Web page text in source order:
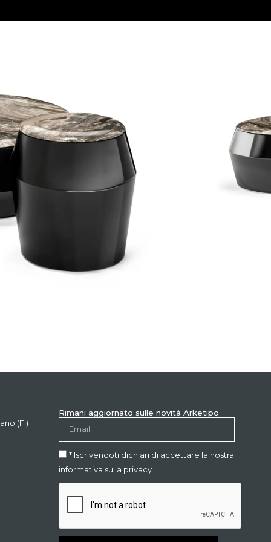
(FI)
Rimani aggiornato sulle novità Arketipo
* Iscrivendoti dichiari di accettare la nostra
informativa sulla privacy.